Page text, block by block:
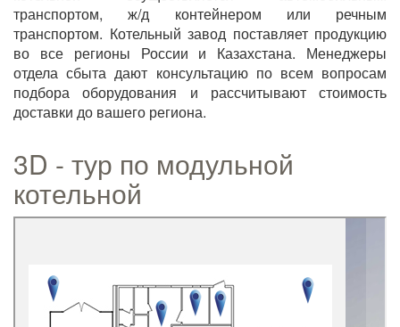
транспортом, ж/д контейнером или речным
транспортом. Котельный завод поставляет продукцию
во все регионы России и Казахстана. Менеджеры
отдела сбыта дают консультацию по всем вопросам
подбора оборудования и рассчитывают стоимость
доставки до вашего региона.
3D - тур по модульной
котельной